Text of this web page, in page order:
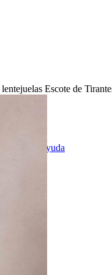
Ayuda
Escote de